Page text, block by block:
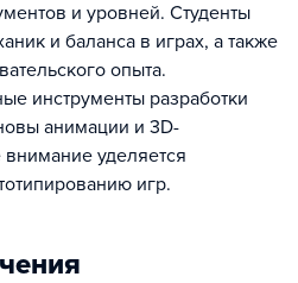
и уровней. Студенты
и баланса в играх, а также
опыта.
инструменты разработки
анимации и 3D-
уделяется
игр.